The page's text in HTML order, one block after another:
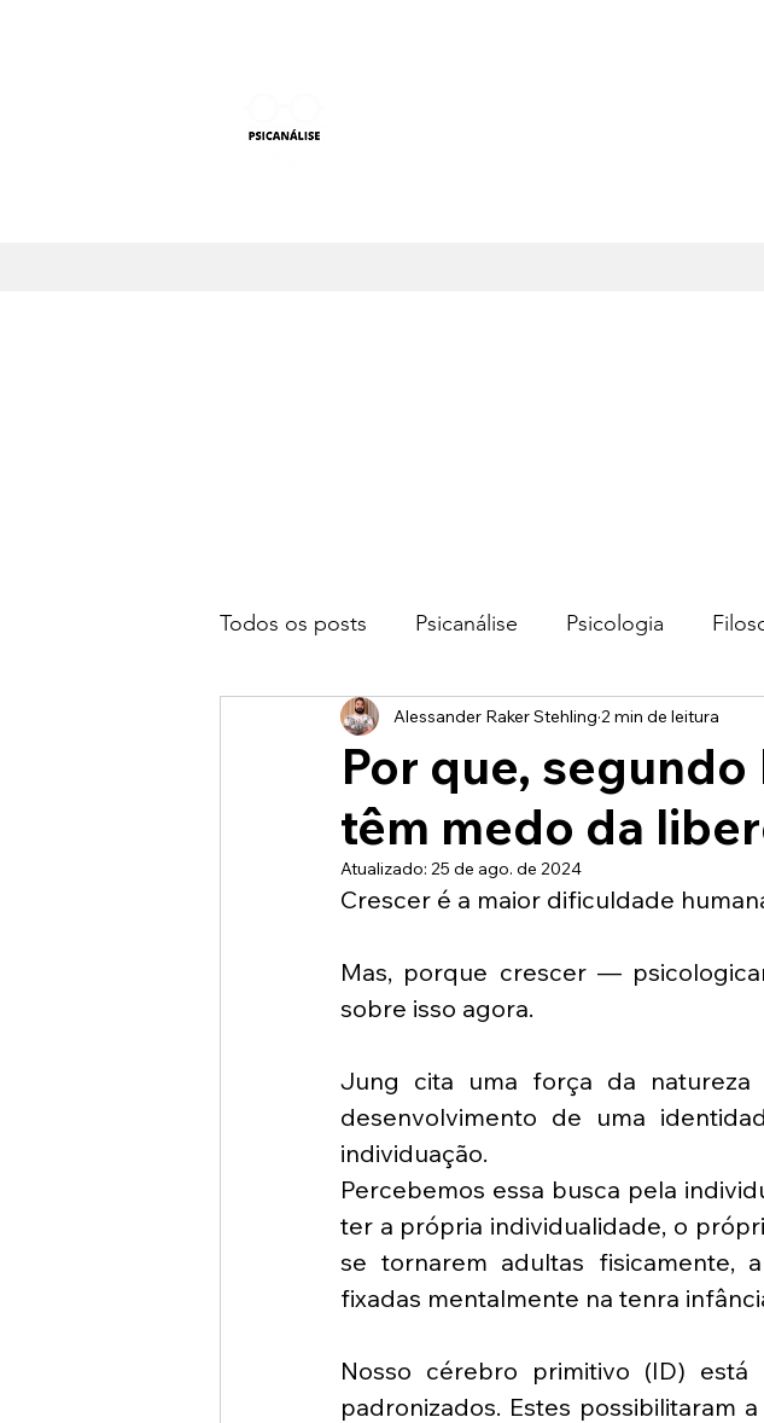
Todos os posts Psicanálise Psicologia
Por que,
têm medo da
Alessander Raker Stehling 2 min de leitura
Atualizado: 25 de ago. de 2024
Crescer é a maior dificuldade
Mas, porque crescer —
sobre isso agora.
Jung cita uma força da
desenvolvimento de uma
individuação.
Percebemos essa busca pela
ter a própria individualidade, o
se tornarem adultas fisicamente,
fixadas mentalmente na tenra
Nosso cérebro primitivo (ID)
padronizados. Estes possibilitaram